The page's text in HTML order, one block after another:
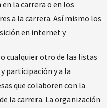
la carrera o en los
a la carrera. Así mismo los
en internet y
cualquier otro de laз listas
participación y a la
que colaboren con la
la carrera. La organización